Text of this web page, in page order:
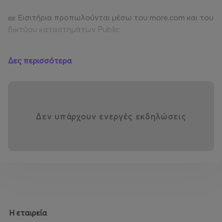
🎫 Εισιτήρια προπωλούνται μέσω του more.com και του
δικτύου καταστημάτων Public
🎫 Γενική είσοδος: €13
🎫 Ταμείο:15€
Δες περισσότερα
Δεν υπάρχουν ενεργές εκδηλώσεις
Η εταιρεία